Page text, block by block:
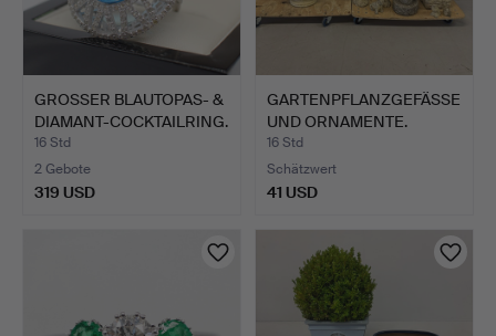
GROSSER BLAUTOPAS- &
DIAMANT-COCKTAILRING.
16 Std
2 Gebote
319 USD
GARTENPFLANZGEFÄSSE
UND ORNAMENTE.
16 Std
Schätzwert
41 USD